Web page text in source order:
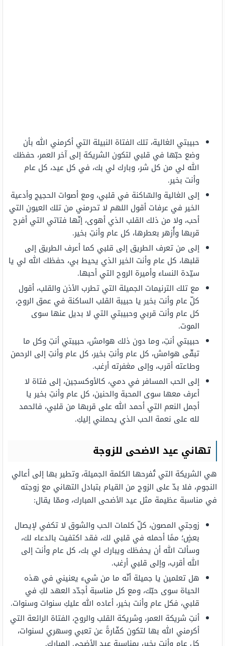
حبيبتي الغالية، تلك الفتاة النبيلة التي أكرمني الله بأن
وضع حبّها في قلبي لتكون الشريكة إلى آخر العمر، حفظك
الله لي من كل شر، وبارك لي بك، في كل عيد، كل عام
وأنت بخير.
إلى الغالية والسّاكنة في قلبي، ومع أصوات الحجيج وأدعية
الخير في عرفات أقول اللهم لا تحرمني من تلك العيون التي
أحب، ولا من ذلك القلب الذي أهوى، إنّها فتاتي التي أفرح
قربها وأُزهر بعطرها، كل عام وأنتِ بخير.
إلى من تعرف الطريق إلى قلبي كما أعرف الطريق إلى
قلبها، كل عام وأنت الخير الذي يحيط بي، حفظك الله لي يا
سيّدة النساء وأميرة الروح التي أحبها.
مع تلك الترنيمات الجميلة التي تطرب الأذن والقلب، أقول
كلّ عام وأنت بخير يا حبيبة القلب الساكنة في عمق الروح،
كل عام وأنت قربي وحبيبتي التي لا بديل عنها سوى
الموت.
حبيبتي أنتِ، وما دون ذلك هوامش، حبيبتي أنتِ وكل ما
تبقّى هوامش، كل عام وأنتِ بخير، كل عام وأنتِ إلى الرحمن
وطاعته أقرب، وإلى مغفرته أرغب.
إلى الحب المسافر في دمي، كالأوكسجين، إلى فتاة لا
أعرف معها سوى المحبة والحنين، كل عام وأنتِ بخير يا
أجمل النعم التي أحمد الله على قربها من قلبي، فالحمد
لله على نعمة الحب الذي يحملني إليكِ.
تهاني عيد الاضحى للزوجة
هي الشريكة التي تُفرحها الكلمة الجميلة، وتطير بها إلى أعالي
النجوم، فلا بدّ على الزوج من القيام بتبادل التهاني مع زوجته
في مناسبة عظيمة مثل عيد الأضحى المبارك، وممّا يقال:
زوجتي المصون، كلّ كلمات الحب والشوق لا تكفي لإيصال
بعضٍ؛ ممًا أحمله في قلبي لك، فقد اكتفيت بالدعاء لك،
وسألت الله أن يحفظك ويبارك لي بك، كل عام وأنت إلى
الله أقرب، وإلى قلبي أرغب.
هل تعلمين يا جميلة أنّه ما من شيء يعنيني في هذه
الحياة سوى حبّك، ومع كل مناسبة أجدّد العهد لكِ في
قلبي، فكل عام وأنت بخير، أعاده الله عليكِ سنوات وسنوات.
أنتِ شريكة العمر، وشريكة القلب والروح، الفتاة الرائعة التي
أكرمني الله بها لتكون كفّارةً عن تعبي وسهري لسنوات،